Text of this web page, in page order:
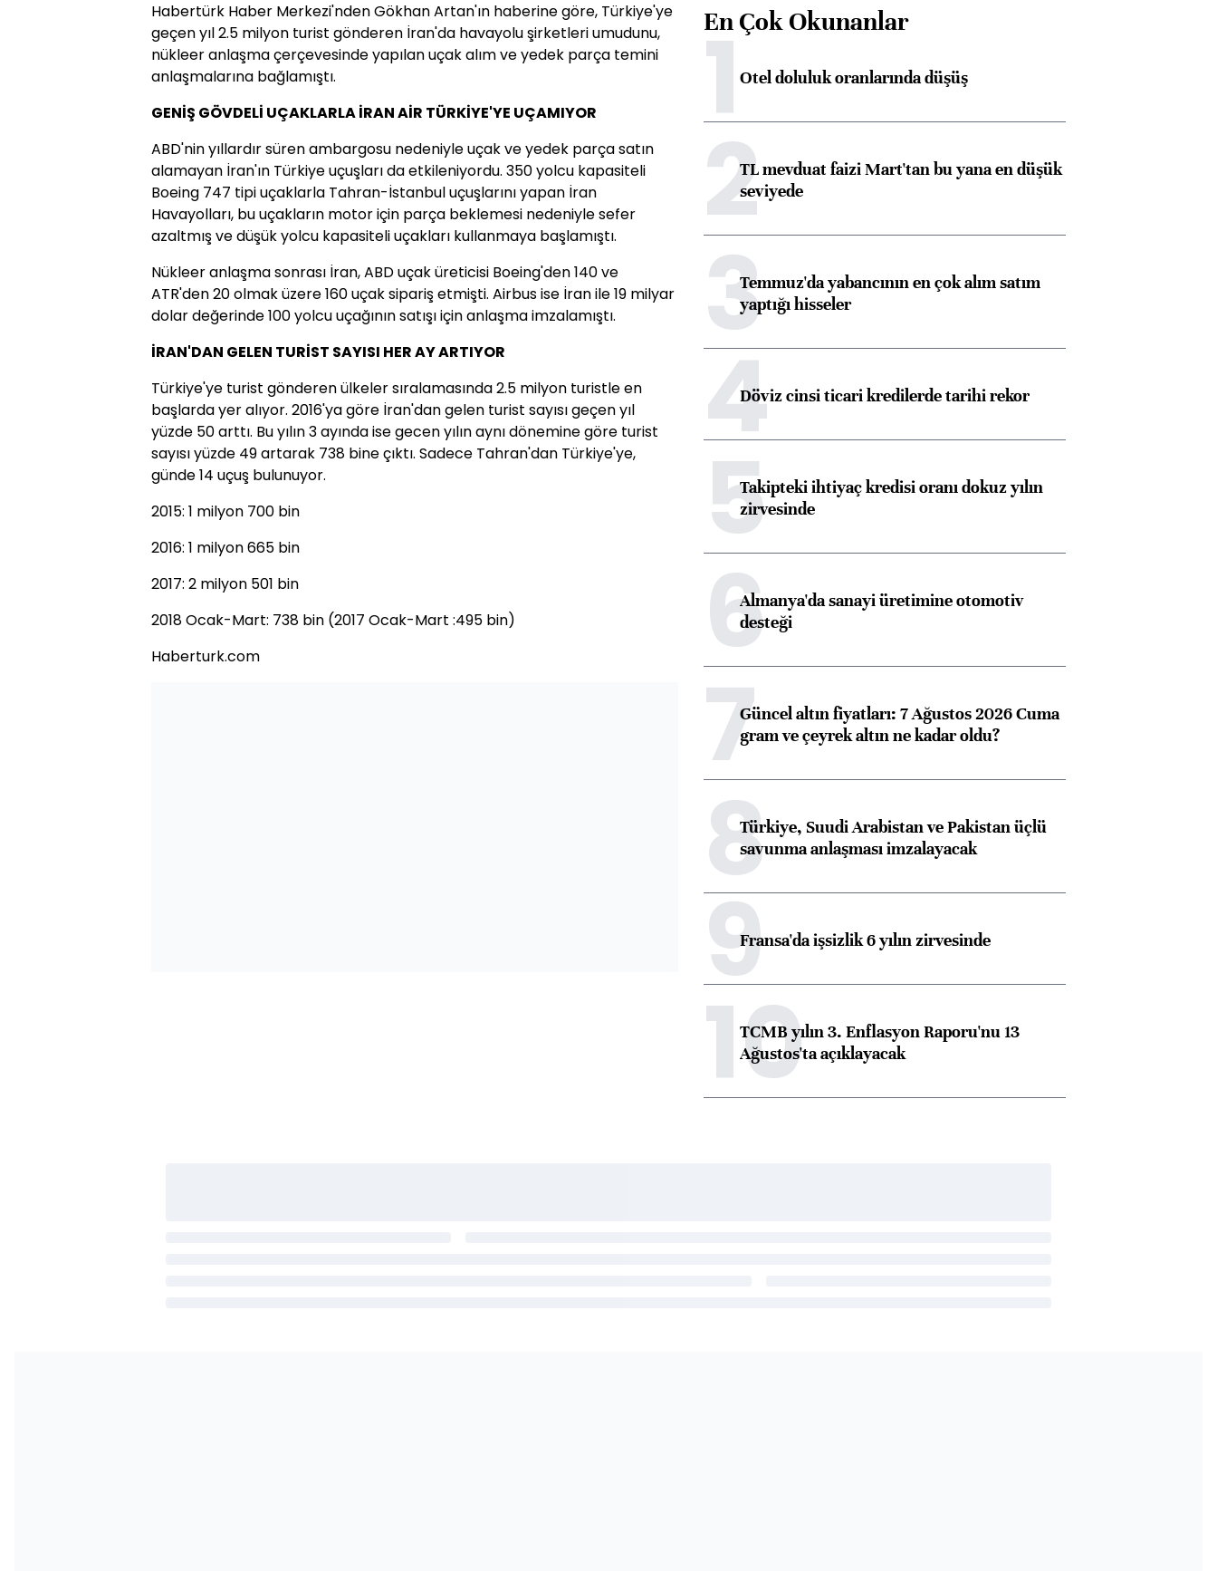
Habertürk Haber Merkezi'nden Gökhan Artan'ın haberine göre, Türkiye'ye
geçen yıl 2.5 milyon turist gönderen İran'da havayolu şirketleri umudunu,
nükleer anlaşma çerçevesinde yapılan uçak alım ve yedek parça temini
anlaşmalarına bağlamıştı.
GENİŞ GÖVDELİ UÇAKLARLA İRAN AİR TÜRKİYE'YE UÇAMIYOR
ABD'nin yıllardır süren ambargosu nedeniyle uçak ve yedek parça satın
alamayan İran'ın Türkiye uçuşları da etkileniyordu. 350 yolcu kapasiteli
Boeing 747 tipi uçaklarla Tahran-İstanbul uçuşlarını yapan İran
Havayolları, bu uçakların motor için parça beklemesi nedeniyle sefer
azaltmış ve düşük yolcu kapasiteli uçakları kullanmaya başlamıştı.
Nükleer anlaşma sonrası İran, ABD uçak üreticisi Boeing'den 140 ve
ATR'den 20 olmak üzere 160 uçak sipariş etmişti. Airbus ise İran ile 19 milyar
dolar değerinde 100 yolcu uçağının satışı için anlaşma imzalamıştı.
İRAN'DAN GELEN TURİST SAYISI HER AY ARTIYOR
Türkiye'ye turist gönderen ülkeler sıralamasında 2.5 milyon turistle en
başlarda yer alıyor. 2016'ya göre İran'dan gelen turist sayısı geçen yıl
yüzde 50 arttı. Bu yılın 3 ayında ise gecen yılın aynı dönemine göre turist
sayısı yüzde 49 artarak 738 bine çıktı. Sadece Tahran'dan Türkiye'ye,
günde 14 uçuş bulunuyor.
2015: 1 milyon 700 bin
2016: 1 milyon 665 bin
2017: 2 milyon 501 bin
2018 Ocak-Mart: 738 bin (2017 Ocak-Mart :495 bin)
Haberturk.com
En Çok Okunanlar
1Otel doluluk oranlarında düşüş
2TL mevduat faizi Mart'tan bu yana en düşük
seviyede
3Temmuz'da yabancının en çok alım satım
yaptığı hisseler
4Döviz cinsi ticari kredilerde tarihi rekor
5Takipteki ihtiyaç kredisi oranı dokuz yılın
zirvesinde
6Almanya'da sanayi üretimine otomotiv
desteği
7Güncel altın fiyatları: 7 Ağustos 2026 Cuma
gram ve çeyrek altın ne kadar oldu?
8Türkiye, Suudi Arabistan ve Pakistan üçlü
savunma anlaşması imzalayacak
9Fransa'da işsizlik 6 yılın zirvesinde
10
TCMB yılın 3. Enflasyon Raporu'nu 13
Ağustos'ta açıklayacak